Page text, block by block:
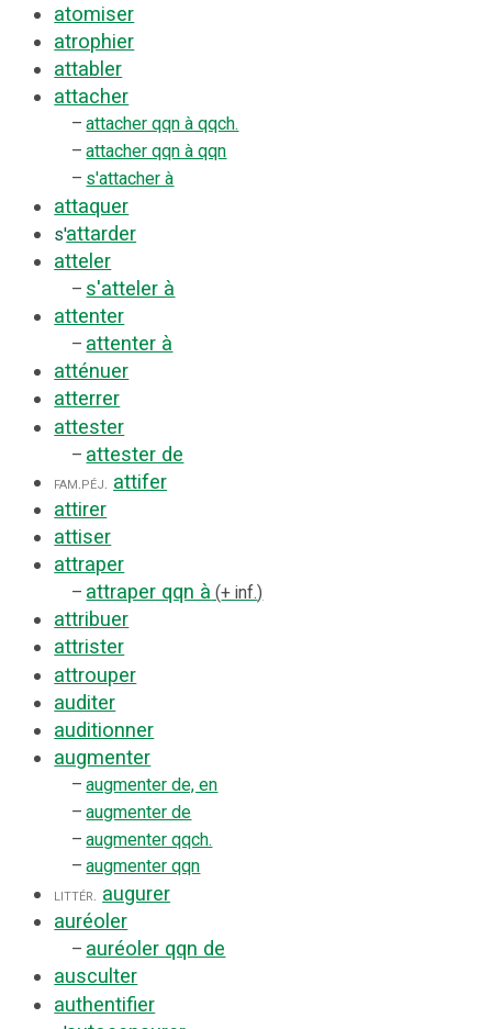
atomiser
atrophier
attabler
attacher
– attacher qqn à qqch.
– attacher qqn à qqn
– s'attacher à
attaquer
s'attarder
atteler
– s'atteler à
attenter
– attenter à
atténuer
atterrer
attester
– attester de
fam. péj. attifer
attirer
attiser
attraper
– attraper qqn à + inf.
attribuer
attrister
attrouper
auditer
auditionner
augmenter
– augmenter de, en
– augmenter de
– augmenter qqch.
– augmenter qqn
littér. augurer
auréoler
– auréoler qqn de
ausculter
authentifier